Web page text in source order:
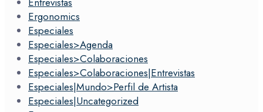
Ergonomics
Especiales
Especiales>Agenda
Especiales>Colaboraciones
Especiales>Colaboraciones|Entrevistas
Especiales|Mundo>Perfil de Artista
Especiales|Uncategorized